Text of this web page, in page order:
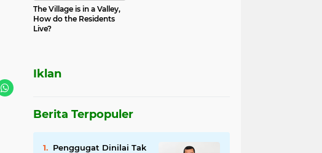
The Village is in a Valley,
How do the Residents
Live?
Iklan
Berita Terpopuler
Penggugat Dinilai Tak